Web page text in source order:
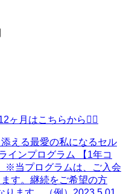
ヶ月はこちらから💁‍♀️
える最愛の私になるセル
インプログラム 【1年コ
※当プログラムは、ご入会
す。継続をご希望の方